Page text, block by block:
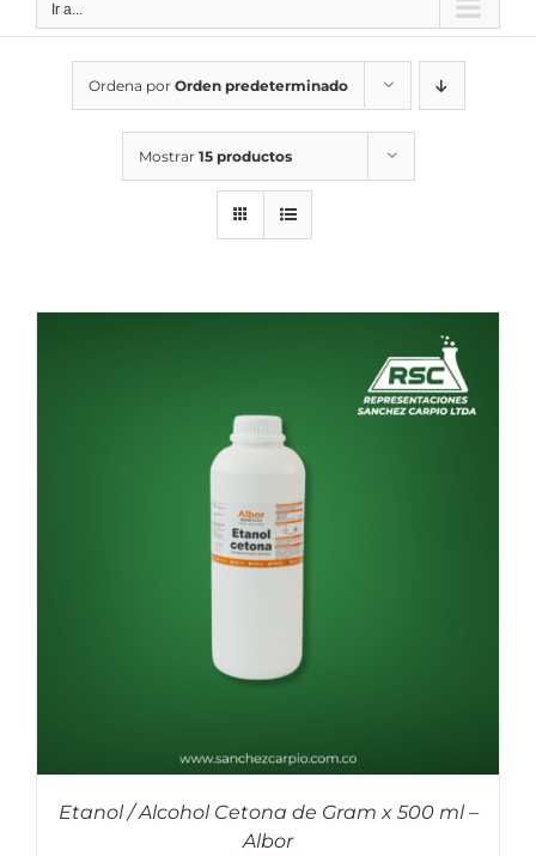
Ir a...
Ordena por Orden predeterminado
Mostrar 15 productos
Etanol / Alcohol Cetona de Gram x 500 ml –
Albor